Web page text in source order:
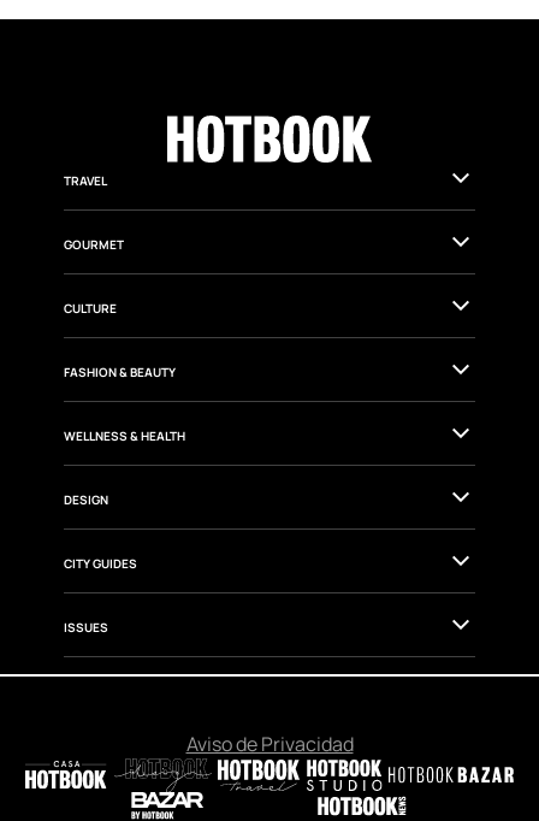
TRAVEL
GOURMET
CULTURE
FASHION & BEAUTY
WELLNESS & HEALTH
DESIGN
ISSUES